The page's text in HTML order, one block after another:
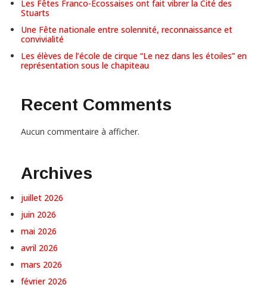
Les Fêtes Franco-Écossaises ont fait vibrer la Cité des
Stuarts
Une Fête nationale entre solennité, reconnaissance et
convivialité
Les élèves de l’école de cirque “Le nez dans les étoiles” en
représentation sous le chapiteau
Recent Comments
Aucun commentaire à afficher.
Archives
juillet 2026
juin 2026
mai 2026
avril 2026
mars 2026
février 2026